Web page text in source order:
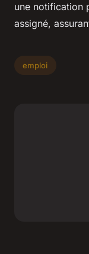
une notification
assigné,
emploi